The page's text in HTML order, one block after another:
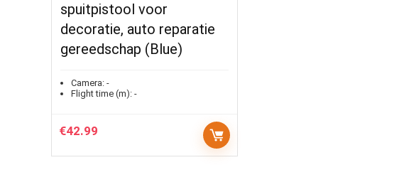
spuitpistool voor
decoratie, auto reparatie
gereedschap (Blue)
Camera: -
Flight time (m): -
€42.99